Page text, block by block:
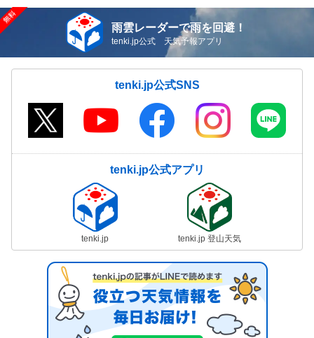
雨雲レーダーで雨を回避！
tenki.jp公式 天気予報アプリ
tenki.jp公式SNS
tenki.jp公式アプリ
tenki.jp tenki.jp 登山天気